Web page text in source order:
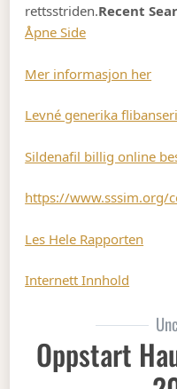
rettsstriden.Recent
Åpne Side
Mer informasjon her
Levné generika
Sildenafil billig online
https://www.sssim.org/
Les Hele Rapporten
Internett Innhold
Oppstart